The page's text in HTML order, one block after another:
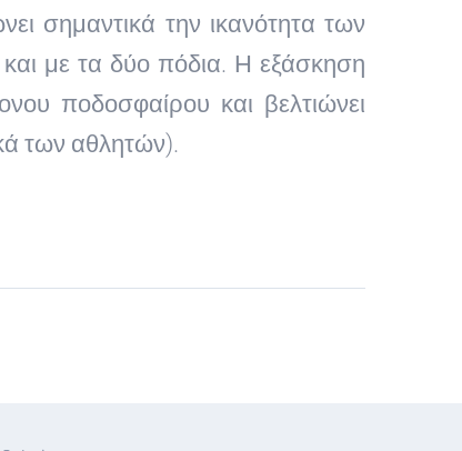
σημαντικά την ικανότητα των
με τα δύο πόδια. Η εξάσκηση
ποδοσφαίρου και βελτιώνει
των αθλητών).